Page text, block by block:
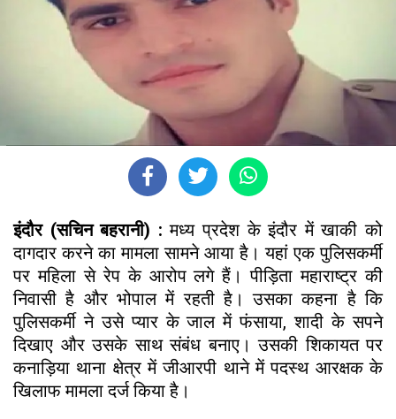
इंदौर (सचिन बहरानी) :मध्य प्रदेश के इंदौर में खाकी को
दागदार करने का मामला सामने आया है। यहां एक पुलिसकर्मी
पर महिला से रेप के आरोप लगे हैं। पीड़िता महाराष्ट्र की
निवासी है और भोपाल में रहती है। उसका कहना है कि
पुलिसकर्मी ने उसे प्यार के जाल में फंसाया, शादी के सपने
दिखाए और उसके साथ संबंध बनाए। उसकी शिकायत पर
कनाड़िया थाना क्षेत्र में जीआरपी थाने में पदस्थ आरक्षक के
खिलाफ मामला दर्ज किया है।